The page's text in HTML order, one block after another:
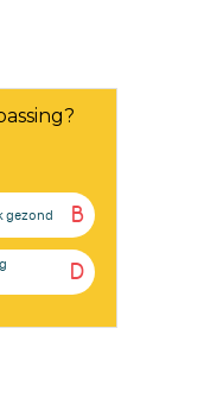
B
gezond
D